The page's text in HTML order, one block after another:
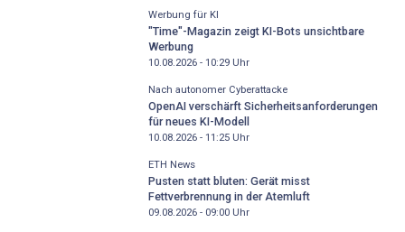
Werbung für KI
"Time"-Magazin zeigt KI-Bots unsichtbare
Werbung
10.08.2026 - 10:29Uhr
Nach autonomer Cyberattacke
OpenAI verschärft Sicherheitsanforderungen
für neues KI-Modell
10.08.2026 - 11:25Uhr
ETH News
Pusten statt bluten: Gerät misst
Fettverbrennung in der Atemluft
09.08.2026 - 09:00Uhr